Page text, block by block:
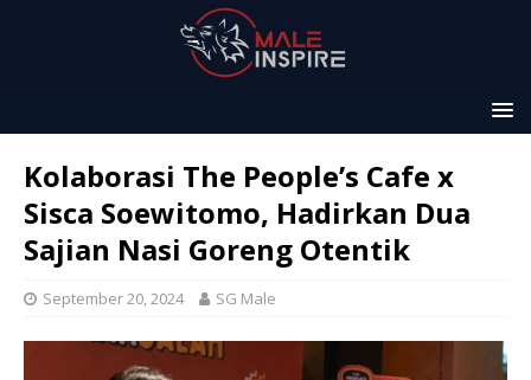
Kolaborasi The People’s Cafe x
Sisca Soewitomo, Hadirkan Dua
Sajian Nasi Goreng Otentik
September 20, 2024 SG Male